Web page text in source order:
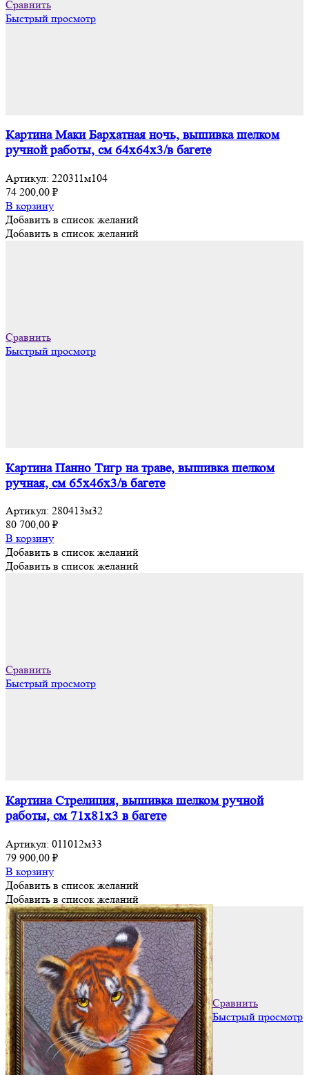
Сравнить
Быстрый просмотр
Картина Маки Бархатная ночь, вышивка шелком
ручной работы, см 64х64х3/в багете
Артикул: 220311м104
74 200,00 ₽
В корзину
Добавить в список желаний
Добавить в список желаний
Сравнить
Быстрый просмотр
Картина Панно Тигр на траве, вышивка шелком
ручная, см 65х46х3/в багете
Артикул: 280413м32
80 700,00 ₽
В корзину
Добавить в список желаний
Добавить в список желаний
Сравнить
Быстрый просмотр
Картина Стрелиция, вышивка шелком ручной
работы, см 71х81х3 в багете
Артикул: 011012м33
79 900,00 ₽
В корзину
Добавить в список желаний
Добавить в список желаний
Сравнить
Быстрый просмотр